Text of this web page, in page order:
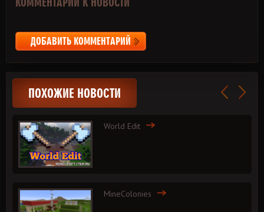
ДОБАВИТЬ КОММЕНТАРИЙ
ПОХОЖИЕ НОВОСТИ
World Edit
MineColonies